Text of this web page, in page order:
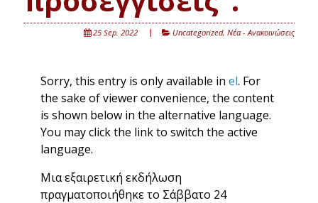
25 Sep. 2022 Uncategorized,Νέα - Ανακοινώσεις
Sorry, this entry is only available in el. For
the sake of viewer convenience, the content
is shown below in the alternative language.
You may click the link to switch the active
language.
Μια εξαιρετική εκδήλωση
πραγματοποιήθηκε το Σάββατο 24